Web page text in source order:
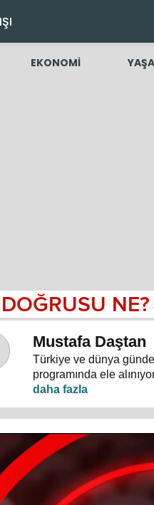
EKONOMİ
DOĞRUSU NE?
Mustafa Daştan
Türkiye ve dünya
programında ele
temposunda gözden